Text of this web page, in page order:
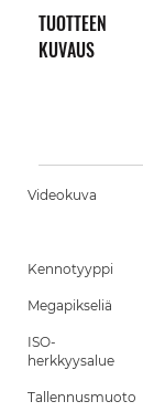
TUOTTEEN
KUVAUS
Videokuva
Kennotyyppi
Megapikseliä
ISO-
herkkyysalue
Tallennusmuoto